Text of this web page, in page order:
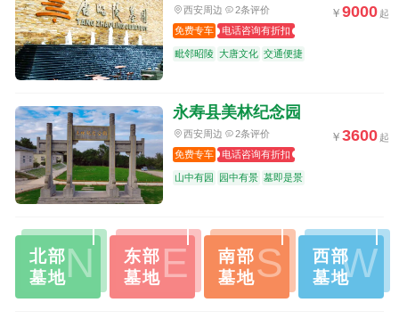
9000
西安周边
2条评价
免费专车
电话咨询有折扣
毗邻昭陵 大唐文化 交通便捷
永寿县美林纪念园
3600
西安周边
2条评价
免费专车
电话咨询有折扣
山中有园 园中有景 墓即是景
北部
墓地N
东部
墓地 E
南部
墓地S
西部
墓地W